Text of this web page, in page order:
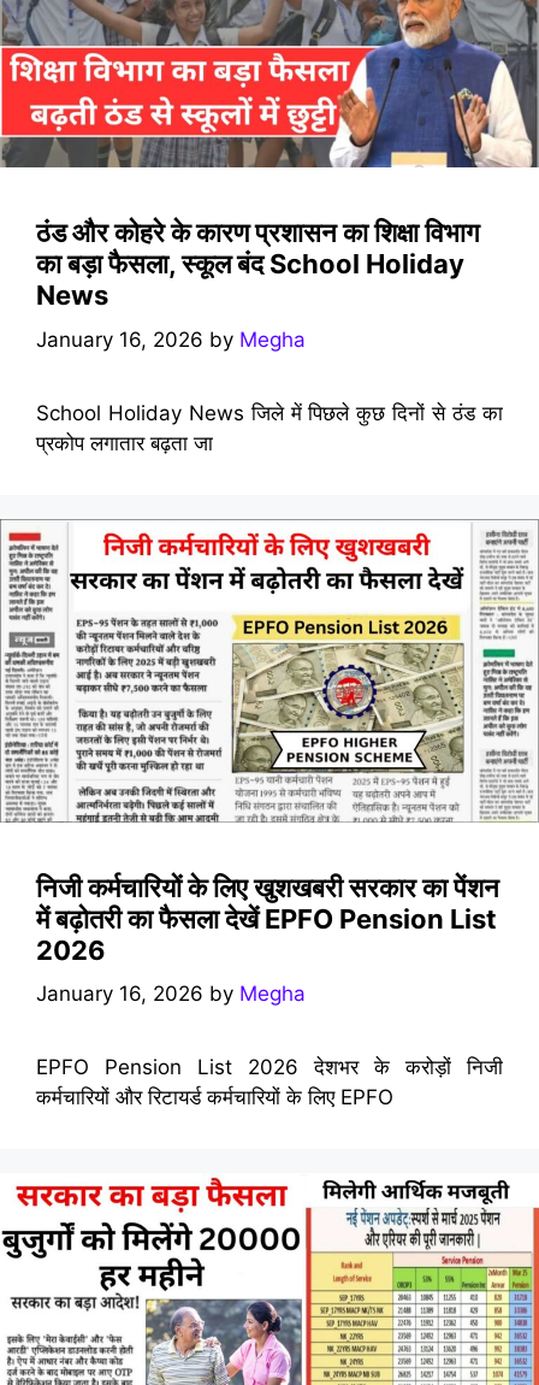
ठंड और कोहरे के कारण प्रशासन का शिक्षा विभाग
का बड़ा फैसला, स्कूल बंद School Holiday
News
January 16, 2026 by Megha
School Holiday News जिले में पिछले कुछ दिनों से ठंड का
प्रकोप लगातार बढ़ता जा
निजी कर्मचारियों के लिए खुशखबरी सरकार का पेंशन
में बढ़ोतरी का फैसला देखें EPFO Pension List
2026
January 16, 2026 by Megha
EPFO Pension List 2026 देशभर के करोड़ों निजी
कर्मचारियों और रिटायर्ड कर्मचारियों के लिए EPFO